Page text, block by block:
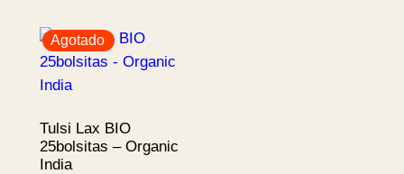
Agotado
Tulsi Lax BIO
25bolsitas – Organic
India